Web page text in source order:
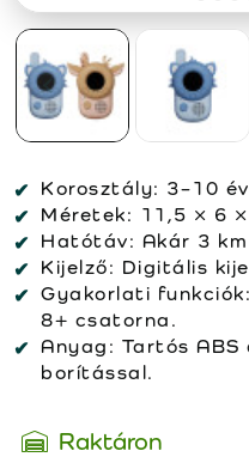
Korosztály: 3–10
Méretek: 11,5 × 6
Hatótáv: Akár 3
Kijelző: Digitális
Gyakorlati funkciók:
8+ csatorna.
Anyag: Tartós ABS
borítással.
Raktáron